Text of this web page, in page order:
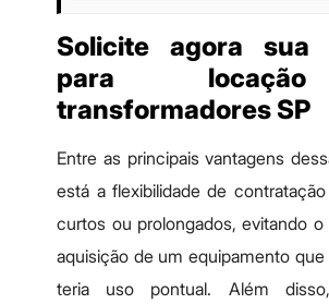
Solicite agora sua
para
transformadores SP
Entre as principais vantagens
está a flexibilidade de
curtos ou prolongados, evitando
aquisição de um equipamento
teria uso pontual. Além